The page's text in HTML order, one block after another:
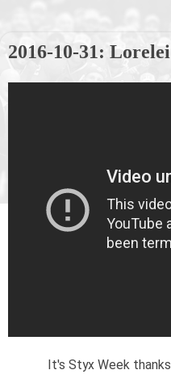
2016-10-31: Lorelei
It's Styx Week